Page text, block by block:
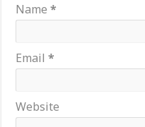
Name*
Email*
Website